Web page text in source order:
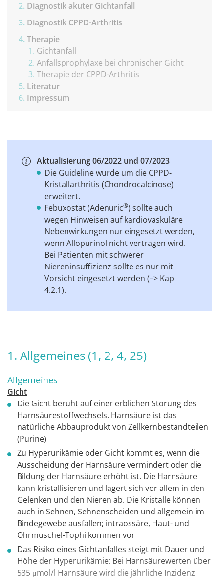
Diagnostik akuter Gichtanfall
Diagnostik CPPD-Arthritis
Therapie
Gichtanfall
Anfallsprophylaxe bei chronischer Gicht
Therapie der CPPD-Arthritis
Literatur
Impressum
Aktualisierung 06/2022 und 07/2023
Die Guideline wurde um die CPPD-
Kristallarthritis (Chondrocalcinose)
erweitert.
Febuxostat (Adenuric®) sollte auch
wegen Hinweisen auf kardiovaskuläre
Nebenwirkungen nur eingesetzt werden,
wenn Allopurinol nicht vertragen wird.
Bei Patienten mit schwerer
Niereninsuffizienz sollte es nur mit
Vorsicht eingesetzt werden (–> Kap.
4.2.1).
1. Allgemeines (1, 2, 4, 25)
Allgemeines
Gicht
Die Gicht beruht auf einer erblichen Störung des
Harnsäurestoffwechsels. Harnsäure ist das
natürliche Abbauprodukt von Zellkernbestandteilen
(Purine)
Zu Hyperurikämie oder Gicht kommt es, wenn die
Ausscheidung der Harnsäure vermindert oder die
Bildung der Harnsäure erhöht ist. Die Harnsäure
kann kristallisieren und lagert sich vor allem in den
Gelenken und den Nieren ab. Die Kristalle können
auch in Sehnen, Sehnenscheiden und allgemein im
Bindegewebe ausfallen; intraossäre, Haut- und
Ohrmuschel-Tophi kommen vor
Das Risiko eines Gichtanfalles steigt mit Dauer und
Höhe der Hyperurikämie: Bei Harnsäurewerten über
535 μmol/l Harnsäure wird die jährliche Inzidenz